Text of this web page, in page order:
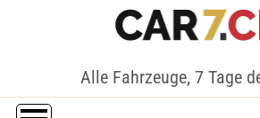
Alle Fahrzeuge, 7 Tage